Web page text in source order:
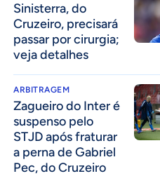
Sinisterra, do
Cruzeiro, precisará
passar por cirurgia;
veja detalhes
ARBITRAGEM
Zagueiro do Inter é
suspenso pelo
STJD após fraturar
a perna de Gabriel
Pec, do Cruzeiro